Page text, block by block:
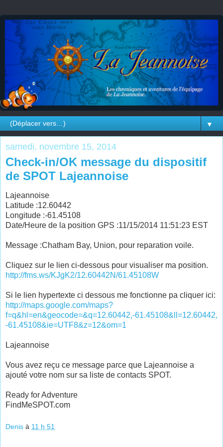
▼
samedi, novembre 15, 2014
Check-in/OK message du dispositif
de SPOT Lajeannoise
Lajeannoise
Latitude :12.60442
Longitude :-61.45108
Date/Heure de la position GPS :11/15/2014 11:51:23 EST
Message :Chatham Bay, Union, pour reparation voile.
Cliquez sur le lien ci-dessous pour visualiser ma position.
http://fms.ws/KJgK2/12.60442N/61.45108W
Si le lien hypertexte ci dessous me fonctionne pa cliquer ici:
http://maps.google.com/maps?
f=q&hl=en&geocode=&q=12.60442,-61.45108&ll=12.60442,
-61.45108&ie=UTF8&z=12&om=1
Lajeannoise
Vous avez reçu ce message parce que Lajeannoise a
ajouté votre nom sur sa liste de contacts SPOT.
Ready for Adventure
FindMeSPOT.com
Denis à 11 h 51